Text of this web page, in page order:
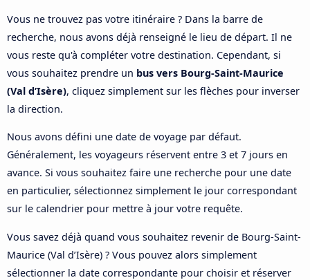
Vous ne trouvez pas votre itinéraire ? Dans la barre de
recherche, nous avons déjà renseigné le lieu de départ. Il ne
vous reste qu'à compléter votre destination. Cependant, si
vous souhaitez prendre un bus vers Bourg-Saint-Maurice
(Val d’Isère), cliquez simplement sur les flèches pour inverser
la direction.
Nous avons défini une date de voyage par défaut.
Généralement, les voyageurs réservent entre 3 et 7 jours en
avance. Si vous souhaitez faire une recherche pour une date
en particulier, sélectionnez simplement le jour correspondant
sur le calendrier pour mettre à jour votre requête.
Vous savez déjà quand vous souhaitez revenir de Bourg-Saint-
Maurice (Val d’Isère) ? Vous pouvez alors simplement
sélectionner la date correspondante pour choisir et réserver